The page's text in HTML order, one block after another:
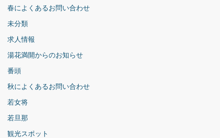
春によくあるお問い合わせ
未分類
求人情報
湯花満開からのお知らせ
番頭
秋によくあるお問い合わせ
若女将
若旦那
観光スポット